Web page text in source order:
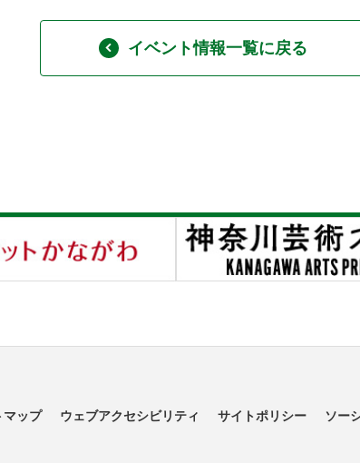
イベント情報一覧に戻る
マップ ウェブアクセシビリティ サイトポリシー ソー